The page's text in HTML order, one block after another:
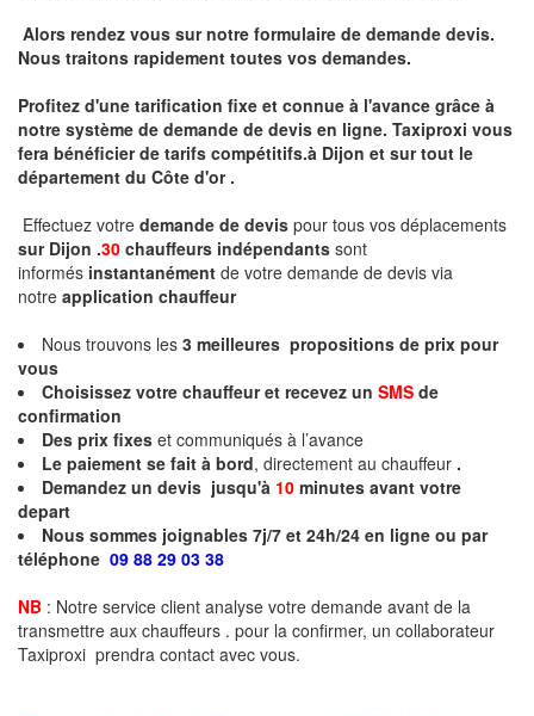
Alors rendez vous sur notre formulaire de demande devis.
Nous traitons rapidement toutes vos demandes.
Profitez d'une tarification fixe et connue à l'avance grâce à
notre système de demande de devis en ligne. Taxiproxi vous
fera bénéficier de tarifs compétitifs.à Dijon et sur tout le
département du Côte d'or .
Effectuez votre demande de devis pour tous vos déplacements
sur Dijon .30 chauffeurs indépendants sont
informés instantanément de votre demande de devis via
notre application chauffeur
Nous trouvons les 3 meilleures propositions de prix pour
vous
Choisissez votre chauffeur et recevez un SMS de
confirmation
Des prix fixes et communiqués à l’avance
Le paiement se fait à bord, directement au chauffeur .
Demandez un devis jusqu'à 10 minutes avant votre
depart
Nous sommes joignables 7j/7 et 24h/24 en ligne ou par
téléphone 09 88 29 03 38
NB : Notre service client analyse votre demande avant de la
transmettre aux chauffeurs . pour la confirmer, un collaborateur
Taxiproxi prendra contact avec vous.